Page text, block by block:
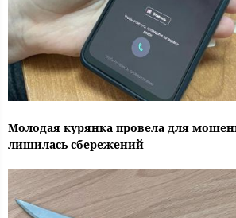
Молодая курянка провела для
лишилась сбережений